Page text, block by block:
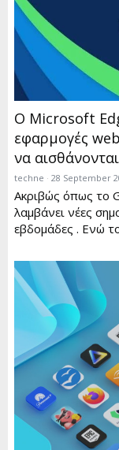
Ο Microsoft
εφαρμογές
να
techne 28 September
Ακριβώς όπως το
λαμβάνει νέες
εβδομάδες . Ενώ